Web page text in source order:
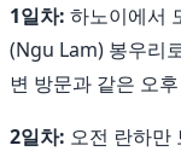
1일차: 하노이에서
(Ngu Lam) 봉우리
변 방문과 같은 오
2일차: 오전 란하만